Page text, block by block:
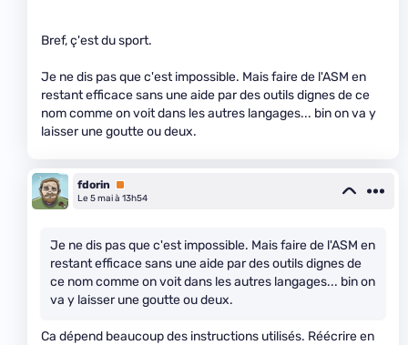
Bref, ç'est du sport.
Je ne dis pas que c'est impossible. Mais faire de l'ASM en
restant efficace sans une aide par des outils dignes de ce
nom comme on voit dans les autres langages... bin on va y
laisser une goutte ou deux.
fdorin
Premium
Le 5 mai à 13h54
Je ne dis pas que c'est impossible. Mais faire de l'ASM en
restant efficace sans une aide par des outils dignes de
ce nom comme on voit dans les autres langages... bin on
va y laisser une goutte ou deux.
Ca dépend beaucoup des instructions utilisés. Réécrire en